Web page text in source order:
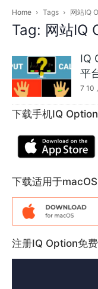
Home Tags 网站IQ
Tag: 网站IQ
IQ
平
7 10
下载手机IQ Option
下载适用于
注册IQ Option免